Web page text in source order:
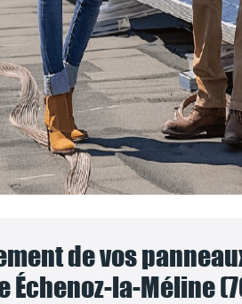
de vos
Échenoz-la-Méline